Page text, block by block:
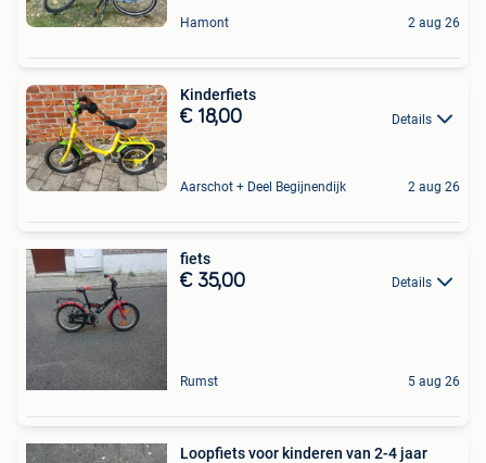
Hamont 2 aug 26
Kinderfiets
€ 18,00 Details
Aarschot + Deel Begijnendijk 2 aug 26
fiets
€ 35,00 Details
Rumst 5 aug 26
Loopfiets voor kinderen van 2-4 jaar